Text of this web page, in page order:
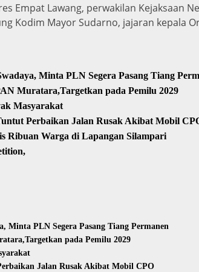
Empat Lawang, perwakilan Kejaksaan
Kodim Mayor Sudarno, jajaran kepala
Minta PLN Segera Pasang Tiang
Muratara,Targetkan pada Pemilu 2029
Masyarakat
Perbaikan Jalan Rusak Akibat Mobil
Ribuan Warga di Lapangan Silampari
Minta PLN Segera Pasang Tiang Permanen
pada Pemilu 2029
Jalan Rusak Akibat Mobil CPO